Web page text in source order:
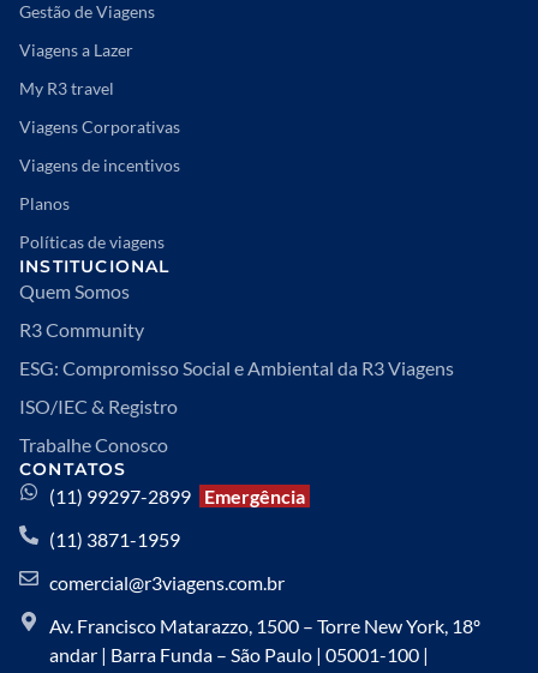
Gestão de Viagens
Viagens a Lazer
My R3 travel
Viagens Corporativas
Viagens de incentivos
Planos
Políticas de viagens
INSTITUCIONAL
Quem Somos
R3 Community
ESG: Compromisso Social e Ambiental da R3 Viagens
ISO/IEC & Registro
Trabalhe Conosco
CONTATOS
(11) 99297-2899
Emergência
(11) 3871-1959
comercial@r3viagens.com.br
Av. Francisco Matarazzo, 1500 – Torre New York, 18º
andar | Barra Funda – São Paulo | 05001-100 |